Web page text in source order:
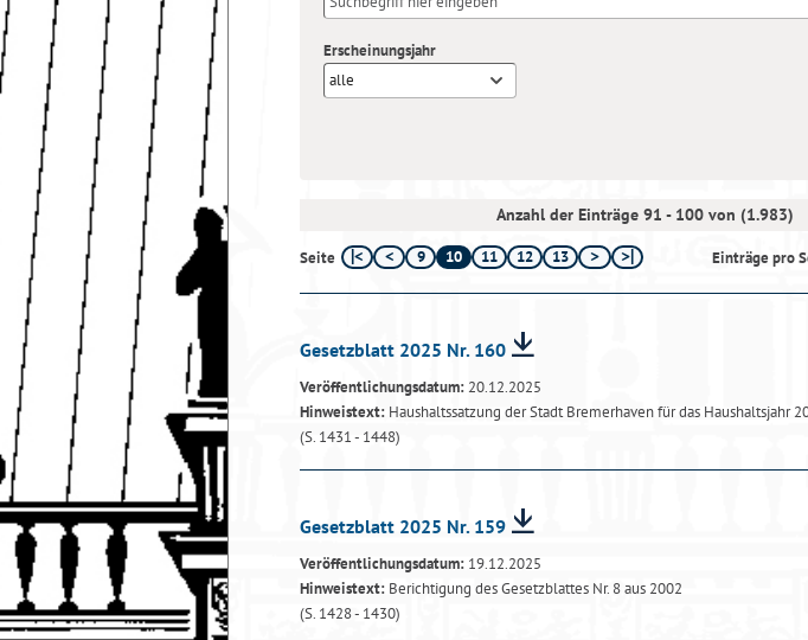
Erscheinungsjahr
alle
Anzahl der Einträge 91 - 100 von (1.983)
Seite 9 10 11 12 13 Einträge pro
Gesetzblatt 2025 Nr. 160
Veröffentlichungsdatum: 20.12.2025
Hinweistext: Haushaltssatzung der Stadt Bremerhaven für das Haushaltsjahr
(S. 1431 - 1448)
Gesetzblatt 2025 Nr. 159
Veröffentlichungsdatum: 19.12.2025
Hinweistext: Berichtigung des Gesetzblattes Nr. 8 aus 2002
(S. 1428 - 1430)